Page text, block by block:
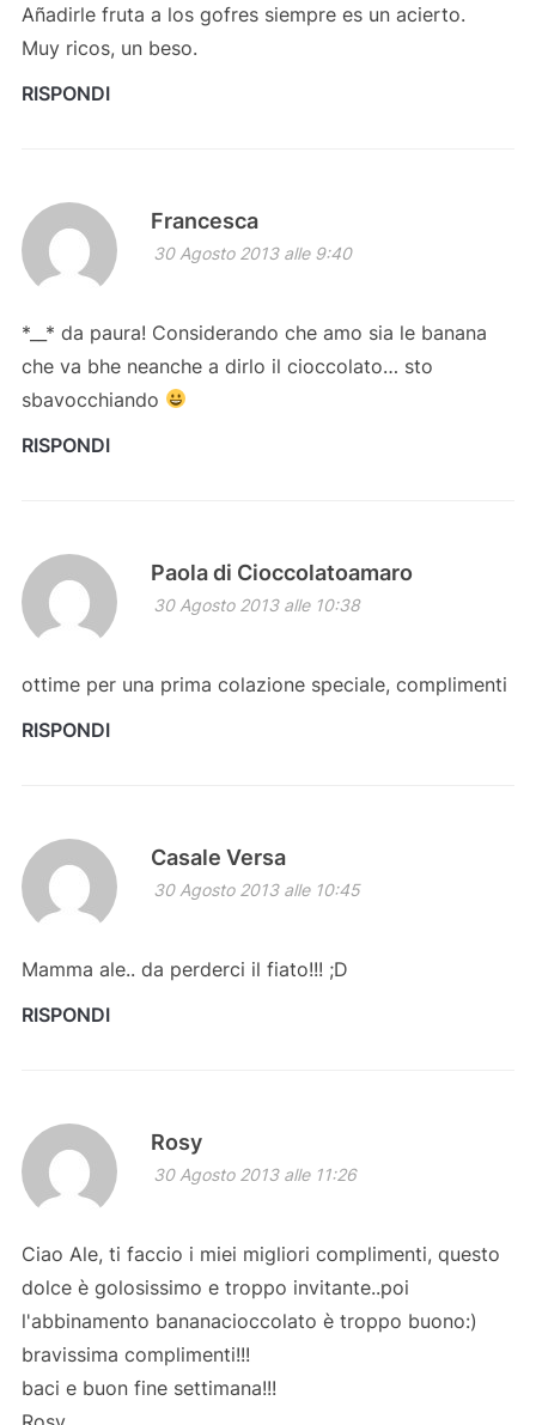
Añadirle fruta a los gofres siempre es un acierto.
Muy ricos, un beso.
RISPONDI
Francesca
30 Agosto 2013 alle 9:40
*__* da paura! Considerando che amo sia le banana
che va bhe neanche a dirlo il cioccolato… sto
sbavocchiando
RISPONDI
Paola di Cioccolatoamaro
30 Agosto 2013 alle 10:38
ottime per una prima colazione speciale, complimenti
RISPONDI
Casale Versa
30 Agosto 2013 alle 10:45
Mamma ale.. da perderci il fiato!!! ;D
RISPONDI
Rosy
30 Agosto 2013 alle 11:26
Ciao Ale, ti faccio i miei migliori complimenti, questo
dolce è golosissimo e troppo invitante..poi
l'abbinamento bananacioccolato è troppo buono:)
bravissima complimenti!!!
baci e buon fine settimana!!!